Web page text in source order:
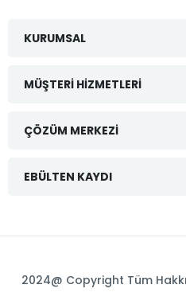
KURUMSAL
MÜŞTERI HIZMETLERI
ÇÖZÜM MERKEZI
EBÜLTEN KAYDI
2024@ Copyright Tüm